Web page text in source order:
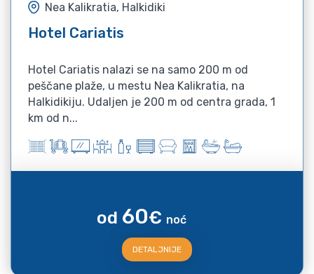
Nea Kalikratia, Halkidiki
Hotel Cariatis
Hotel Cariatis nalazi se na samo 200 m od
peščane plaže, u mestu Nea Kalikratia, na
Halkidikiju. Udaljen je 200 m od centra grada, 1
km od n...
od 60€ noć
DETALJNIJE